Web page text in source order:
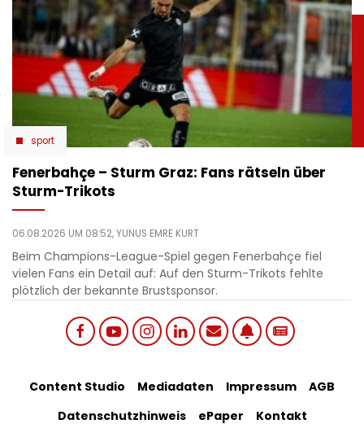
sport
Fenerbahçe – Sturm Graz: Fans rätseln über
Sturm-Trikots
06.08.2026 UM 08:52,YUNUS EMRE KURT
Beim Champions-League-Spiel gegen Fenerbahçe fiel
vielen Fans ein Detail auf: Auf den Sturm-Trikots fehlte
plötzlich der bekannte Brustsponsor.
links
Footer
Bottom
Content Studio Mediadaten Impressum
AGB
Datenschutzhinweis
ePaper
Kontakt